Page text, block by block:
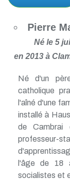
Pierre
Né le 5
en 2013 à
Né d'un
catholique
l'aîné d'une
installé à
de Cambrai
professeur-
l'âge de 18
socialistes et